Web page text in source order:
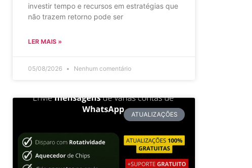
investir tempo e recursos em estratégias que
não trazem retorno pode ser
LER MAIS »
05/08/2026 Nenhum comentário
ATUALIZAÇÕES